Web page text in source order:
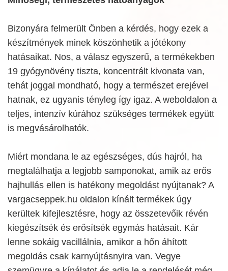
Bizonyára felmerült Önben a kérdés, hogy ezek a
készítmények minek köszönhetik a jótékony
hatásaikat. Nos, a válasz egyszerű, a termékekben
19 gyógynövény tiszta, koncentrált kivonata van,
tehát joggal mondható, hogy a természet erejével
hatnak, ez ugyanis tényleg így igaz. A weboldalon a
teljes, intenzív kúrához szükséges termékek együtt
is megvásárolhatók.
Miért mondana le az egészséges, dús hajról, ha
megtalálhatja a legjobb samponokat, amik az erős
hajhullás ellen is hatékony megoldást nyújtanak? A
vargacseppek.hu oldalon kínált termékek úgy
kerültek kifejlesztésre, hogy az összetevőik révén
kiegészítsék és erősítsék egymás hatásait. Kár
lenne sokáig vacillálnia, amikor a hőn áhított
megoldás csak karnyújtásnyira van. Vegye